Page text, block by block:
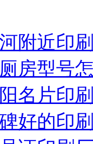
附近印
房型号
名片印
好的印